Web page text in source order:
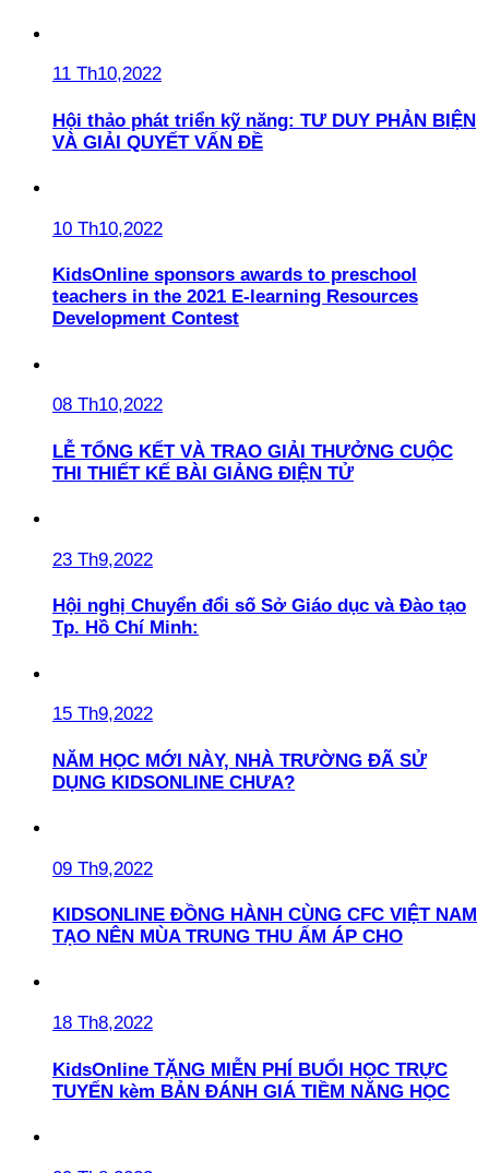
11 Th10,2022
Hội thảo phát triển kỹ năng: TƯ DUY PHẢN BIỆN
VÀ GIẢI QUYẾT VẤN ĐỀ
10 Th10,2022
KidsOnline sponsors awards to preschool
teachers in the 2021 E-learning Resources
Development Contest
08 Th10,2022
LỄ TỔNG KẾT VÀ TRAO GIẢI THƯỞNG CUỘC
THI THIẾT KẾ BÀI GIẢNG ĐIỆN TỬ
23 Th9,2022
Hội nghị Chuyển đổi số Sở Giáo dục và Đào tạo
Tp. Hồ Chí Minh:
15 Th9,2022
NĂM HỌC MỚI NÀY, NHÀ TRƯỜNG ĐÃ SỬ
DỤNG KIDSONLINE CHƯA?
09 Th9,2022
KIDSONLINE ĐỒNG HÀNH CÙNG CFC VIỆT NAM
TẠO NÊN MÙA TRUNG THU ẤM ÁP CHO
18 Th8,2022
KidsOnline TẶNG MIỄN PHÍ BUỔI HỌC TRỰC
TUYẾN kèm BẢN ĐÁNH GIÁ TIỀM NĂNG HỌC